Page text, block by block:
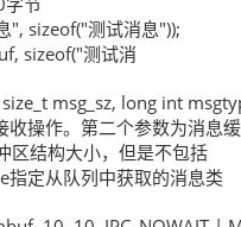
sizeof("测试消息"));
sizeof("测试消
msg_sz, long int
操作。第二个参数为消息缓
区结构大小，但是不包括
定从队列中获取的消息类